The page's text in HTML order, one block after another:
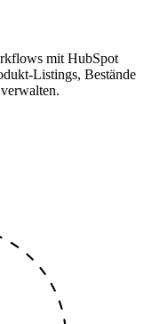
mit HubSpot
Listings, Bestände